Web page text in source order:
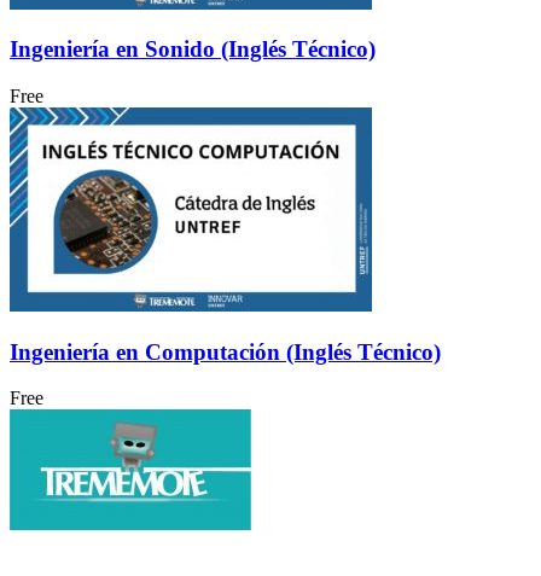
Ingeniería en Sonido (Inglés Técnico)
Free
Ingeniería en Computación (Inglés Técnico)
Free